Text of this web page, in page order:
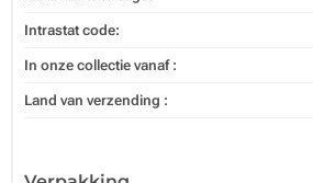
Intrastat code:
In onze collectie vanaf :
Land van verzending :